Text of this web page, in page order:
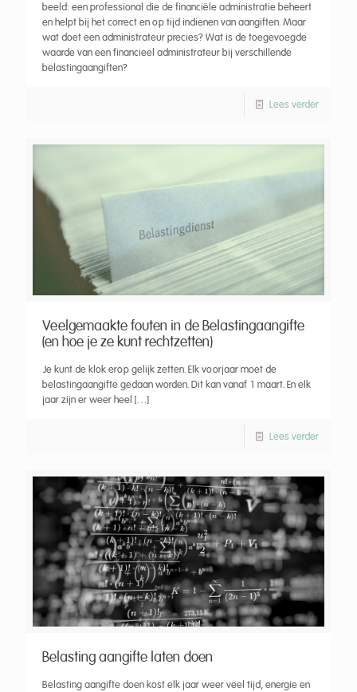
beeld: een professional die de financiële administratie beheert
en helpt bij het correct en op tijd indienen van aangiften. Maar
wat doet een administrateur precies? Wat is de toegevoegde
waarde van een financieel administrateur bij verschillende
belastingaangiften?
Lees verder
Veelgemaakte fouten in de Belastingaangifte
(en hoe je ze kunt rechtzetten)
Je kunt de klok erop gelijk zetten. Elk voorjaar moet de
belastingaangifte gedaan worden. Dit kan vanaf 1 maart. En elk
jaar zijn er weer heel […]
Lees verder
Belasting aangifte laten doen
Belasting aangifte doen kost elk jaar weer veel tijd, energie en